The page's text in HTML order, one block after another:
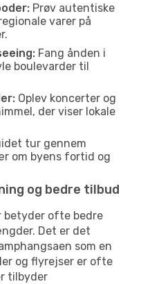
Prøv autentiske
varer på
Fang ånden i
boulevarder til
Oplev koncerter og
der viser lokale
tur gennem
om byens fortid og
og bedre tilbud
betyder ofte bedre
Det er det
som en
og flyrejser er ofte
tilbyder